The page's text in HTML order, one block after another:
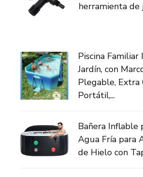
herramienta de
Piscina
Jardín, con
Plegable, Extra
Portátil,...
Bañera Inflable
Agua Fría para
de Hielo con